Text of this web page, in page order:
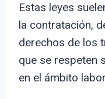
Estas leyes
la contratación,
derechos de los
que se respeten
en el ámbito